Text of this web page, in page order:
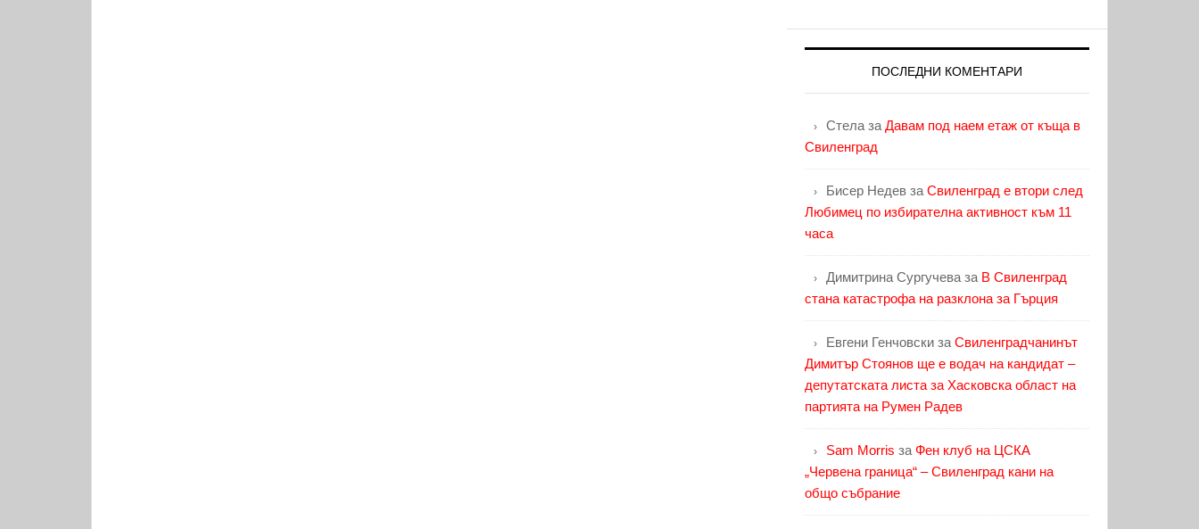
ПОСЛЕДНИ КОМЕНТАРИ
Стела за Давам под наем етаж от къща в
Свиленград
Бисер Недев за Свиленград е втори след
Любимец по избирателна активност към 11
часа
Димитрина Сургучева за В Свиленград
стана катастрофа на разклона за Гърция
Евгени Генчовски за Свиленградчанинът
Димитър Стоянов ще е водач на кандидат –
депутатската листа за Хасковска област на
партията на Румен Радев
Sam Morris за Фен клуб на ЦСКА
„Червена граница“ – Свиленград кани на
общо събрание